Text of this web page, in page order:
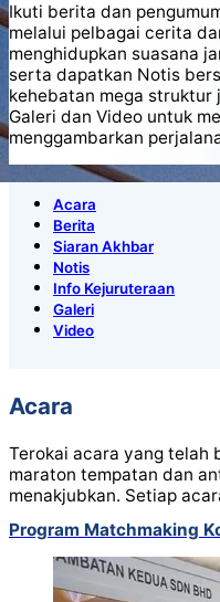
Ikuti berita dan
melalui pelbagai cerita
menghidupkan suasana
serta dapatkan Notis
kehebatan mega struktur
Galeri dan Video untuk
menggambarkan
Acara
Berita
Siaran Akhbar
Notis
Info Kejuruteraan
Galeri
Video
Acara
Terokai acara yang telah
maraton tempatan dan
menakjubkan. Setiap
Program Matchmaking